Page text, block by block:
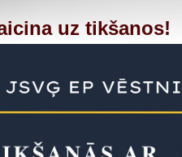
uz tikšanos!